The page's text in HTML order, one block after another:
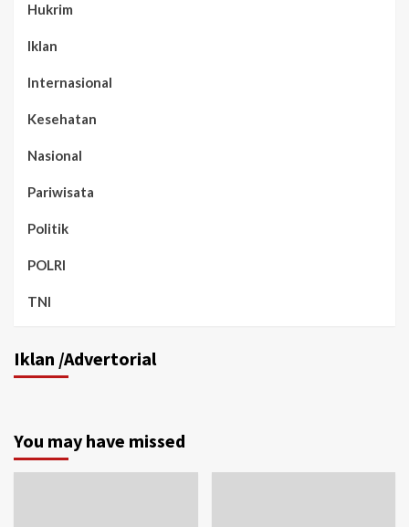
Hukrim
Iklan
Internasional
Kesehatan
Nasional
Pariwisata
Politik
POLRI
TNI
Iklan /Advertorial
You may have missed